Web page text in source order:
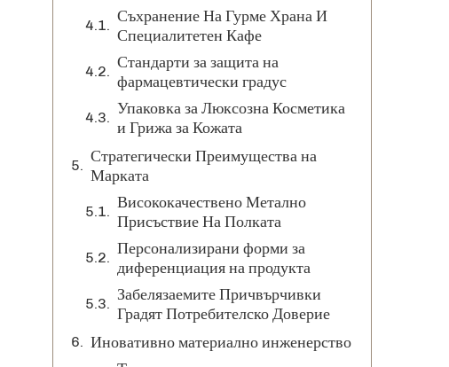
Съхранение На Гурме Храна И
Специалитетен Кафе
Стандарти за защита на
фармацевтически градус
Упаковка за Люксозна Косметика
и Грижа за Кожата
Стратегически Преимущества на
Марката
Висококачествено Метално
Присъствие На Полката
Персонализирани форми за
диференциация на продукта
Забелязаемите Причвърчивки
Градят Потребителско Доверие
Иновативно материално инженерство